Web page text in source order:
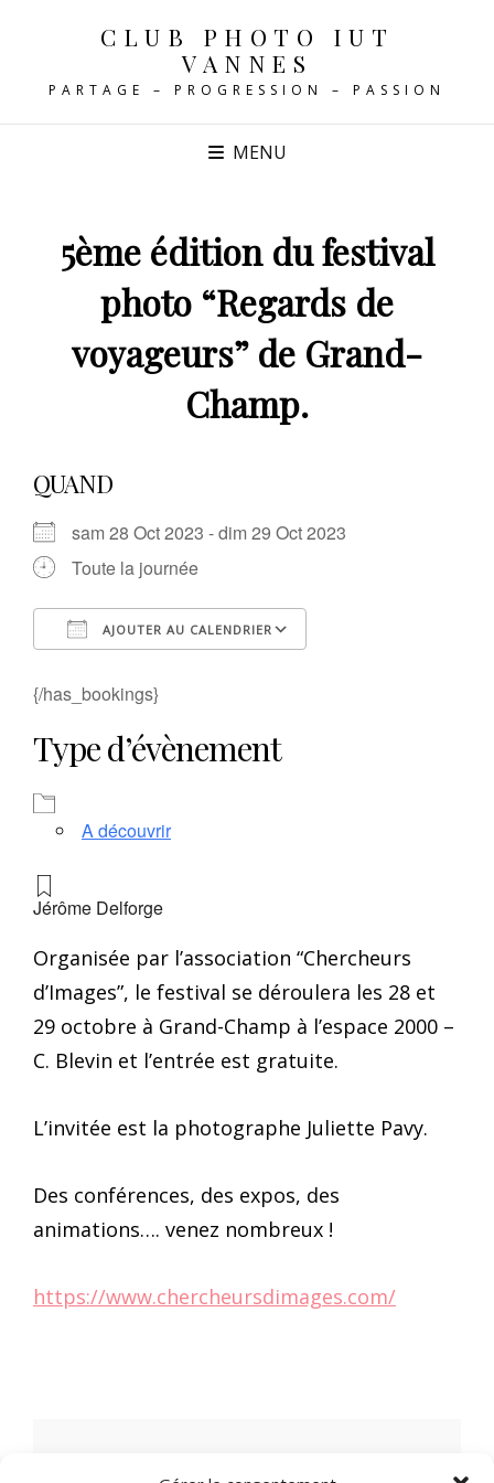
CLUB PHOTO IUT
VANNES
PARTAGE – PROGRESSION – PASSION
MENU
5ème édition du festival
photo “Regards de
voyageurs” de Grand-
Champ.
QUAND
sam 28 Oct 2023 - dim 29 Oct 2023
Toute la journée
AJOUTER AU CALENDRIER
{/has_bookings}
Type d’évènement
A découvrir
Jérôme Delforge
Organisée par l’association “Chercheurs
d’Images”, le festival se déroulera les 28 et
29 octobre à Grand-Champ à l’espace 2000 –
C. Blevin et l’entrée est gratuite.
L’invitée est la photographe Juliette Pavy.
Des conférences, des expos, des
animations…. venez nombreux !
https://www.chercheursdimages.com/
LAISSER UN COMMENTAIRE